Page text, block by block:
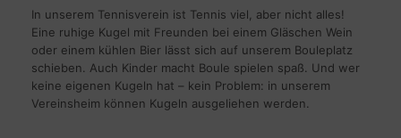
In unserem Tennisverein ist Tennis viel, aber nicht alles!
Eine ruhige Kugel mit Freunden bei einem Gläschen Wein
oder einem kühlen Bier lässt sich auf unserem Bouleplatz
schieben. Auch Kinder macht Boule spielen spaß. Und wer
keine eigenen Kugeln hat – kein Problem: in unserem
Vereinsheim können Kugeln ausgeliehen werden.